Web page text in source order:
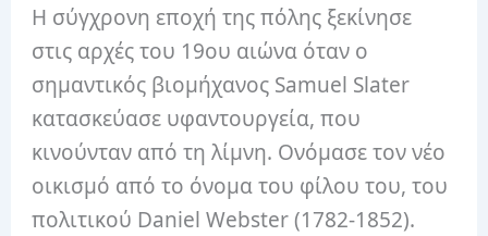
Η σύγχρονη εποχή της πόλης ξεκίνησε
στις αρχές του 19ου αιώνα όταν ο
σημαντικός βιομήχανος Samuel Slater
κατασκεύασε υφαντουργεία, που
κινούνταν από τη λίμνη. Ονόμασε τον νέο
οικισμό από το όνομα του φίλου του, του
πολιτικού Daniel Webster (1782-1852).